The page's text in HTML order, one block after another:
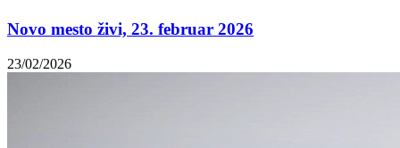
Novo mesto živi, 23. februar 2026
23/02/2026